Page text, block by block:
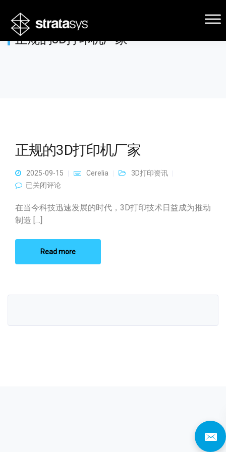
正规的3D打印机厂家
正规的3D打印机厂家
2025-09-15 Cerelia
3D打印资讯
正规的3D打印机厂家
已关闭评论
在当今科技迅速发展的时代，3D打印技术日益成为推动
制造 […]
Read more